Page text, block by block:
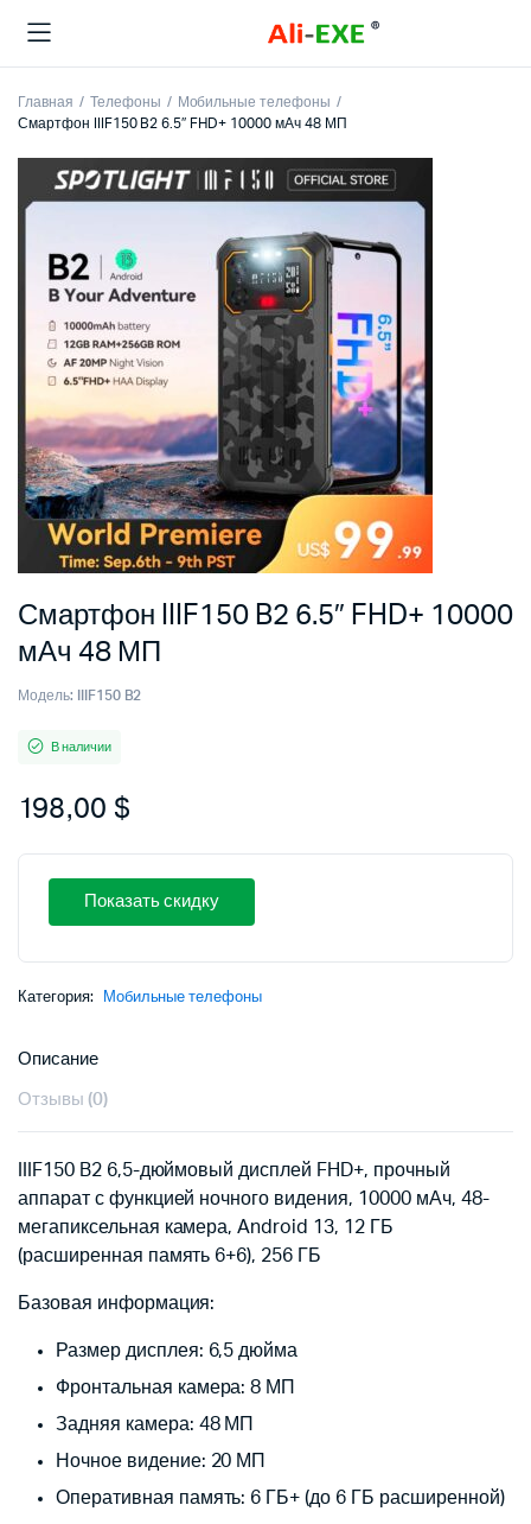
Главная Телефоны
Мобильные телефоны
Смартфон IIIF150 B2 6.5″ FHD+ 10000 мАч 48 МП
Смартфон IIIF150 B2 6.5″ FHD+ 10000
мАч 48 МП
Модель: IIIF150 B2
В наличии
198,00 $
Показать скидку
Категория: Мобильные телефоны
Описание
Отзывы (0)
IIIF150 B2 6,5-дюймовый дисплей FHD+, прочный
аппарат с функцией ночного видения, 10000 мАч, 48-
мегапиксельная камера, Android 13, 12 ГБ
(расширенная память 6+6), 256 ГБ
Базовая информация:
Размер дисплея: 6,5 дюйма
Фронтальная камера: 8 МП
Задняя камера: 48 МП
Ночное видение: 20 МП
Оперативная память: 6 ГБ+ (до 6 ГБ расширенной)